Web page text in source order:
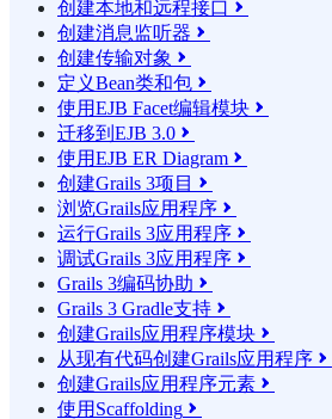
创建本地和远程接口 
创建消息监听器 
创建传输对象 
定义Bean类和包 
使用EJB Facet编辑模块 
迁移到EJB 3.0 
使用EJB ER Diagram 
创建Grails 3项目 
浏览Grails应用程序 
运行Grails 3应用程序 
调试Grails 3应用程序 
Grails 3编码协助 
Grails 3 Gradle支持 
创建Grails应用程序模块 
从现有代码创建Grails应用程序 
创建Grails应用程序元素 
使用Scaffolding 